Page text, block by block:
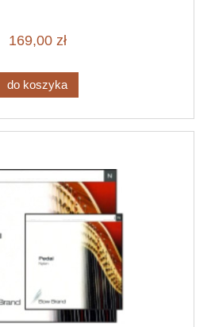
169,00 zł
do koszyka